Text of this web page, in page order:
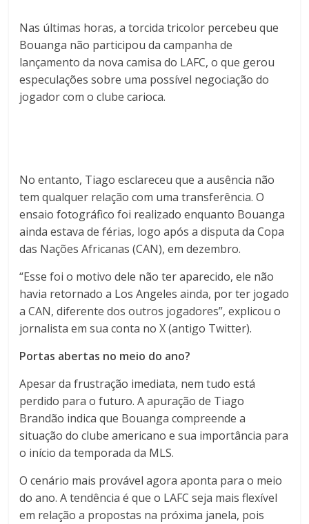
Nas últimas horas, a torcida tricolor percebeu que
Bouanga não participou da campanha de
lançamento da nova camisa do LAFC, o que gerou
especulações sobre uma possível negociação do
jogador com o clube carioca.
No entanto, Tiago esclareceu que a ausência não
tem qualquer relação com uma transferência. O
ensaio fotográfico foi realizado enquanto Bouanga
ainda estava de férias, logo após a disputa da Copa
das Nações Africanas (CAN), em dezembro.
“Esse foi o motivo dele não ter aparecido, ele não
havia retornado a Los Angeles ainda, por ter jogado
a CAN, diferente dos outros jogadores”, explicou o
jornalista em sua conta no X (antigo Twitter).
Portas abertas no meio do ano?
Apesar da frustração imediata, nem tudo está
perdido para o futuro. A apuração de Tiago
Brandão indica que Bouanga compreende a
situação do clube americano e sua importância para
o início da temporada da MLS.
O cenário mais provável agora aponta para o meio
do ano. A tendência é que o LAFC seja mais flexível
em relação a propostas na próxima janela, pois